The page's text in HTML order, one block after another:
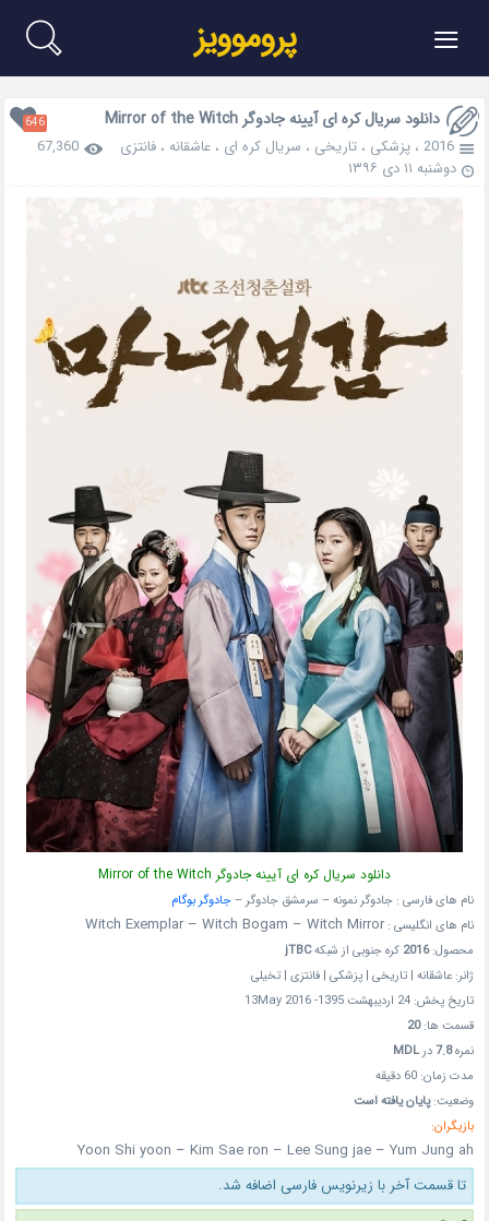
≡ پروموویز
دانلود سریال کره ای آیینه جادوگر Mirror of the Witch 646
2016 ،پزشکی ،تاریخی ، سریال کره ای ،عاشقانه ،فانتزی
67,360
دوشنبه ۱۱ دی ۱۳۹۶
دانلود سریال کره ای آیینه جادوگر Mirror of the Witch
نام های فارسی : جادوگر نمونه – سرمشق جادوگر –جادوگر بوگام
نام های انگلیسی :Witch Exemplar – Witch Bogam – Witch Mirror
محصول:2016 کره جنوبی از شبکهjTBC
ژانر: عاشقانه | تاریخی | پزشکی | فانتزی | تخیلی
تاریخ پخش: 24 اردیبهشت 1395- 13May 2016
قسمت ها:20
نمره7.8درMDL
مدت زمان: 60 دقیقه
وضعیت:پایان یافته است
بازیگران:
Yoon Shi yoon – Kim Sae ron – Lee Sung jae – Yum Jung ah
تا قسمت آخر با زیرنویس فارسی اضافه شد.